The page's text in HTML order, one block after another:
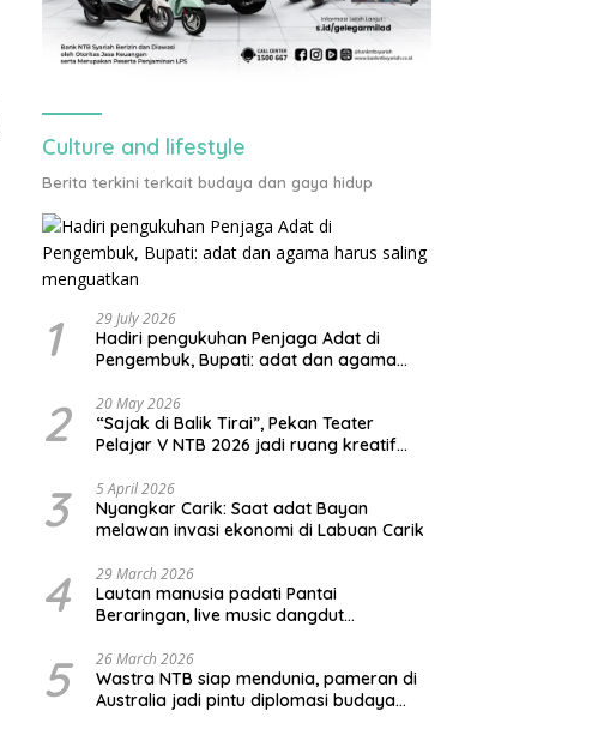
Culture and lifestyle
Berita terkini terkait budaya dan gaya hidup
1 29 July 2026
Hadiri pengukuhan Penjaga Adat di
Pengembuk, Bupati: adat dan agama
2 20 May 2026
“Sajak di Balik Tirai”, Pekan Teater
Pelajar V NTB 2026 jadi ruang kreatif
3 5 April 2026
Nyangkar Carik: Saat adat Bayan
melawan invasi ekonomi di Labuan Carik
4 29 March 2026
Lautan manusia padati Pantai
Beraringan, live music dangdut
KLU
5 26 March 2026
Wastra NTB siap mendunia, pameran di
Australia jadi pintu diplomasi budaya